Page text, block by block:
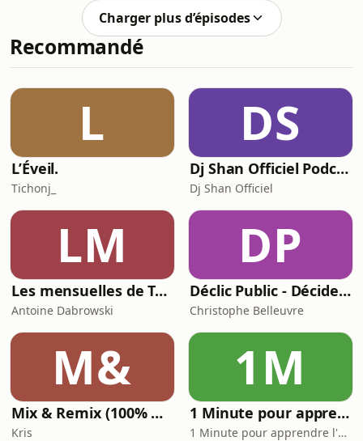
cofondateur de Skeeled et All Eyes On
Me, pour une discussion captivante
sur les défis du recrutement à l'ère du
digital. Alors que les tendances
crucial de maîtriser les outils et
méthodes qui nous permettent de
Charger plus d’épisodes
Recommandé
L
L’Éveil.
Tichonj_
DS
Dj Shan Officiel Podcast
Dj Shan Officiel
LM
Les mensuelles de Tsugi Radio
Antoine Dabrowski
DP
Déclic Public - Décider en commande publique sans se mettre en faute
Christophe Belleuvre
M&
Mix & Remix (100% Hits) - Oxygène Radio
Kris
1M
1 Minute pour apprendre l’Histoire - France
1 Minute pour apprendre l'Histoire